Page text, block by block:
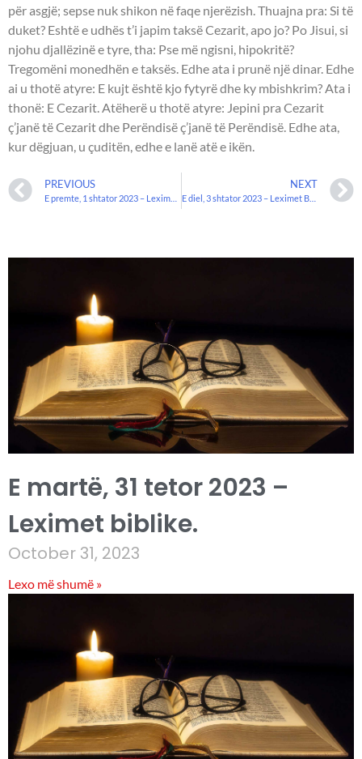
për asgjë; sepse nuk shikon në faqe njerëzish. Thuajna pra: Si të
duket? Eshtë e udhës t’i japim taksë Cezarit, apo jo? Po Jisui, si
njohu djallëzinë e tyre, tha: Pse më ngisni, hipokritë?
Tregomëni monedhën e taksës. Edhe ata i prunë një dinar. Edhe
ai u thotë atyre: E kujt është kjo fytyrë dhe ky mbishkrim? Ata i
thonë: E Cezarit. Atëherë u thotë atyre: Jepini pra Cezarit
ç’janë të Cezarit dhe Perëndisë ç’janë të Perëndisë. Edhe ata,
kur dëgjuan, u çuditën, edhe e lanë atë e ikën.
PREVIOUS NEXT
E diel, 3 shtator 2023 – Leximet Biblike.
E martë, 31 tetor 2023 –
Leximet biblike.
October 31, 2023
Lexo më shumë »